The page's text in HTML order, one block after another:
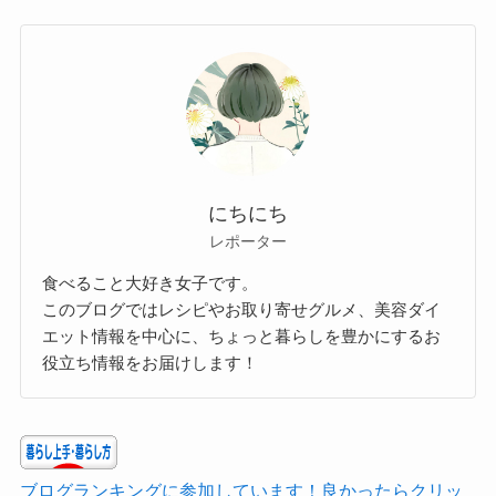
にちにち
レポーター
食べること大好き女子です。
このブログではレシピやお取り寄せグルメ、美容ダイ
エット情報を中心に、ちょっと暮らしを豊かにするお
役立ち情報をお届けします！
ブログランキングに参加しています！良かったらクリッ